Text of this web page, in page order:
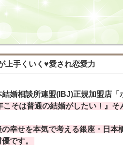
上手くいく♥愛され恋愛力
結婚相談所連盟(IBJ)正規加盟店「
こそは普通の結婚がしたい！』
幸せを本気で考える銀座・日本
です。